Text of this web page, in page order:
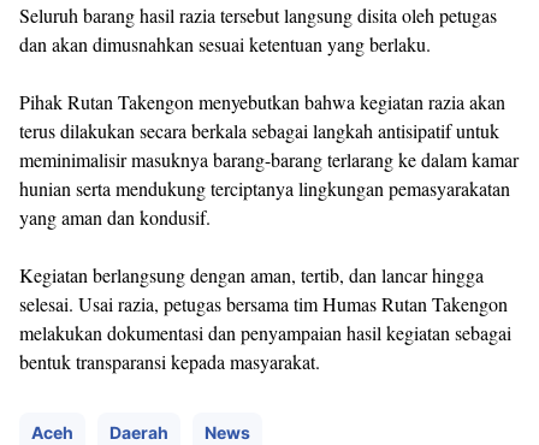
Seluruh barang hasil razia tersebut langsung disita oleh petugas
dan akan dimusnahkan sesuai ketentuan yang berlaku.
Pihak Rutan Takengon menyebutkan bahwa kegiatan razia akan
terus dilakukan secara berkala sebagai langkah antisipatif untuk
meminimalisir masuknya barang-barang terlarang ke dalam kamar
hunian serta mendukung terciptanya lingkungan pemasyarakatan
yang aman dan kondusif.
Kegiatan berlangsung dengan aman, tertib, dan lancar hingga
selesai. Usai razia, petugas bersama tim Humas Rutan Takengon
melakukan dokumentasi dan penyampaian hasil kegiatan sebagai
bentuk transparansi kepada masyarakat.
Aceh Daerah News